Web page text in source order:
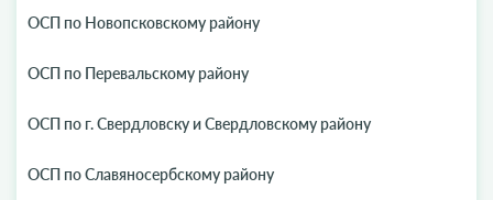
ОСП по Новопсковскому району
ОСП по Перевальскому району
ОСП по г. Свердловску и Свердловскому району
ОСП по Славяносербскому району